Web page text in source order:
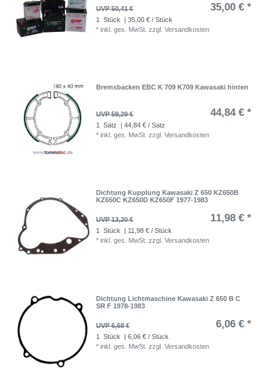
UVP 50,41 € 35,00 € *
1 Stück
| 35,00 € / Stück
*inkl. ges. MwSt. zzgl.Versandkosten
Bremsbacken EBC K 709 K709 Kawasaki hinten
UVP 59,29 € 44,84 € *
1 Satz
| 44,84 € / Satz
*inkl. ges. MwSt. zzgl.Versandkosten
Dichtung Kupplung Kawasaki Z 650 KZ650B
KZ650C KZ650D KZ650F 1977-1983
UVP 13,20 € 11,98 € *
1 Stück
| 11,98 € / Stück
*inkl. ges. MwSt. zzgl.Versandkosten
Dichtung Lichtmaschine Kawasaki Z 650 B C
SR F 1978-1983
UVP 6,68 € 6,06 € *
1 Stück
| 6,06 € / Stück
*inkl. ges. MwSt. zzgl.Versandkosten